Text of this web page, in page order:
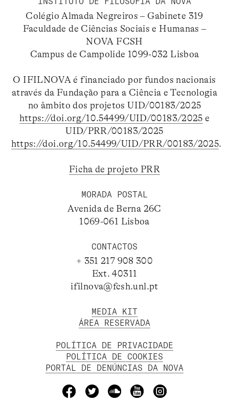
Colégio Almada Negreiros – Gabinete 319
Faculdade de Ciências Sociais e Humanas –
NOVA FCSH
Campus de Campolide 1099-032 Lisboa
O IFILNOVA é financiado por fundos nacionais
através da Fundação para a Ciência e Tecnologia
no âmbito dos projetos UID/00183/2025
https://doi.org/10.54499/UID/00183/2025 e
UID/PRR/00183/2025
https://doi.org/10.54499/UID/PRR/00183/2025.
Ficha de projeto PRR
MORADA POSTAL
Avenida de Berna 26C
1069-061 Lisboa
CONTACTOS
+ 351 217 908 300
Ext. 40311
ifilnova@fcsh.unl.pt
MEDIA KIT
ÁREA RESERVADA
POLÍTICA DE PRIVACIDADE
POLÍTICA DE COOKIES
PORTAL DE DENÚNCIAS DA NOVA